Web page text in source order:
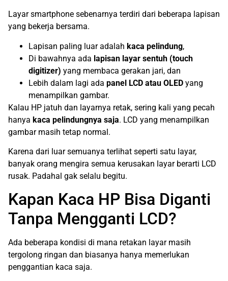
Layar smartphone sebenarnya terdiri dari beberapa lapisan
yang bekerja bersama.
Lapisan paling luar adalah kaca pelindung,
Di bawahnya ada lapisan layar sentuh (touch
digitizer) yang membaca gerakan jari, dan
Lebih dalam lagi ada panel LCD atau OLED yang
menampilkan gambar.
Kalau HP jatuh dan layarnya retak, sering kali yang pecah
hanya kaca pelindungnya saja. LCD yang menampilkan
gambar masih tetap normal.
Karena dari luar semuanya terlihat seperti satu layar,
banyak orang mengira semua kerusakan layar berarti LCD
rusak. Padahal gak selalu begitu.
Kapan Kaca HP Bisa Diganti
Tanpa Mengganti LCD?
Ada beberapa kondisi di mana retakan layar masih
tergolong ringan dan biasanya hanya memerlukan
penggantian kaca saja.